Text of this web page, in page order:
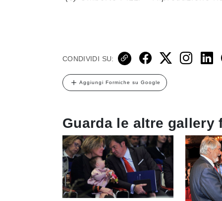
CONDIVIDI SU:
Aggiungi Formiche su Google
Guarda le altre gallery